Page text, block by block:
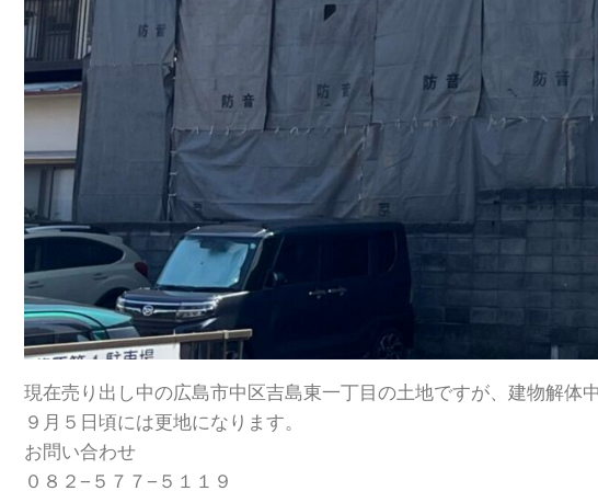
現在売り出し中の広島市中区吉島東一丁目の土地ですが、建物解体中
９月５日頃には更地になります。
お問い合わせ
０８２−５７７−５１１９